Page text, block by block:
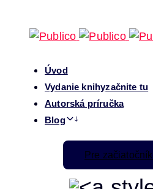
Úvod
Vydanie knihyzačnite tu
Autorská príručka
Blog
Pre